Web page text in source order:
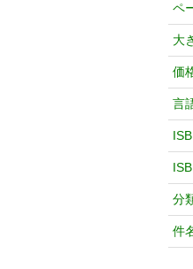
ペ
大
価
言
分
件